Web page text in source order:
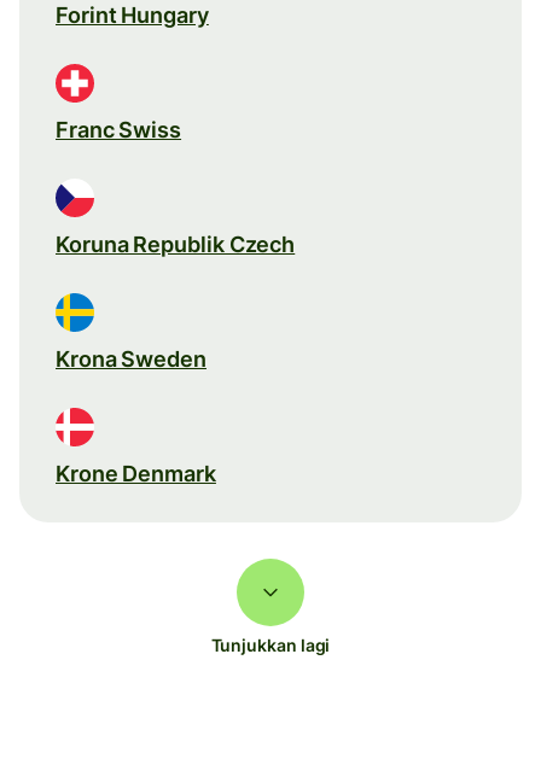
Forint Hungary
Franc Swiss
Koruna Republik Czech
Krona Sweden
Krone Denmark
Tunjukkan lagi